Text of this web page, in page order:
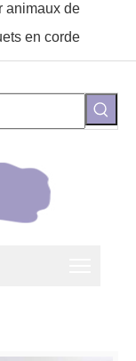
animaux de
en corde